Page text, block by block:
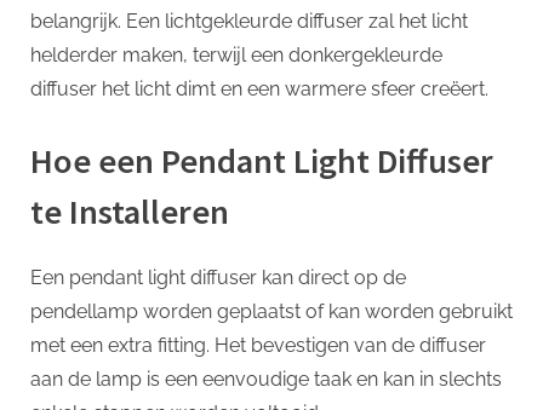
belangrijk. Een lichtgekleurde diffuser zal het licht
helderder maken, terwijl een donkergekleurde
diffuser het licht dimt en een warmere sfeer creëert.
Hoe een Pendant Light Diffuser
te Installeren
Een pendant light diffuser kan direct op de
pendellamp worden geplaatst of kan worden gebruikt
met een extra fitting. Het bevestigen van de diffuser
aan de lamp is een eenvoudige taak en kan in slechts